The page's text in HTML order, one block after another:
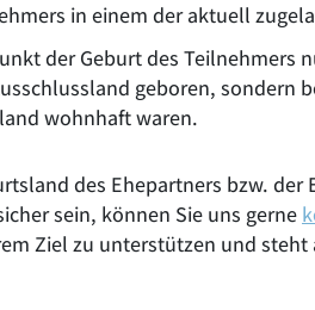
in einem der aktuell
der Geburt des Teilnehmers
geboren, sondern
wohnhaft waren.
des Ehepartners bzw.
sein, können Sie uns gerne
Ziel zu unterstützen und steht